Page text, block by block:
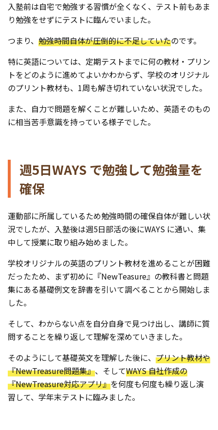
入塾前は自宅で勉強する習慣が全くなく、テスト前もあま
り勉強をせずにテストに臨んでいました。
つまり、 勉強時間自体が圧倒的に不足していたのです。
特に英語については、定期テストまでに何の教材・プリン
トをどのように進めてよいかわからず、学校のオリジナル
のプリント教材も、1周も解き切れていない状況でした。
また、自力で問題を解くことが難しいため、英語そのもの
に相当苦手意識を持っている様子でした。
週5日WAYS で勉強して勉強量を
確保
運動部に所属しているため勉強時間の確保自体が難しい状
況でしたが、入塾後は週5日部活の後にWAYS に通い、集
中して授業に取り組み始めました。
学校オリジナルの英語のプリント教材を進めることが困難
だったため、まず初めに『NewTeasure』の教科書と問題
集にある基礎例文を辞書を引いて調べることから開始しま
した。
そして、わからない点を自分自身で見つけ出し、講師に質
問することを繰り返して理解を深めていきました。
そのようにして基礎英文を理解した後に、 プリント教材や
『NewTreasure問題集』、そしてWAYS 自社作成の
『NewTreasure対応アプリ』を何度も何度も繰り返し演
習して、学年末テストに臨みました。